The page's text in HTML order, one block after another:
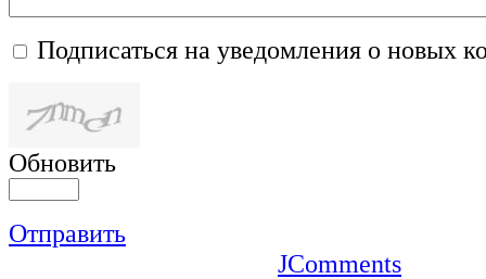
Подписаться на уведомления о новых
Обновить
Отправить
JComments